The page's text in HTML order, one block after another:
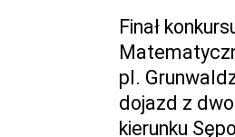
Finał
pl.
dojazd z
kierunku